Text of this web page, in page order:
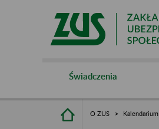
Świadczenia
O ZUS Kalendarium